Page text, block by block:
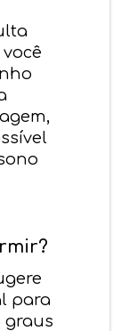
para
graus